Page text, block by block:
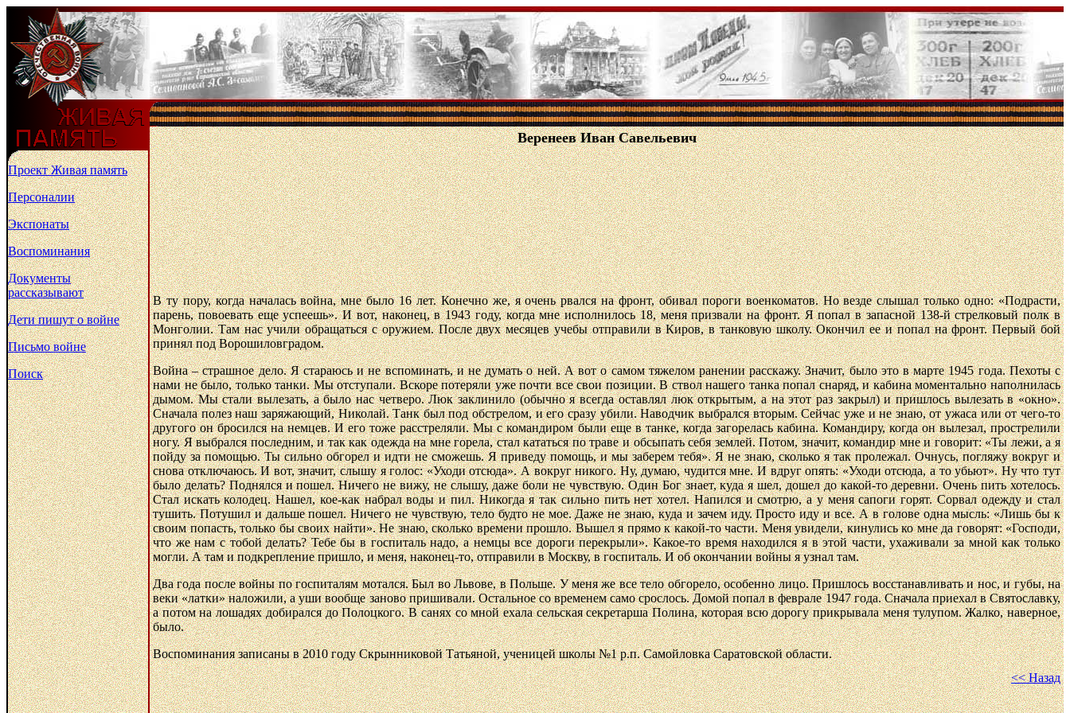
Веренеев Иван Савельевич
Проект Живая память
Персоналии
Экспонаты
Воспоминания
Документы
рассказывают
Дети пишут о войне
Письмо войне
Поиск
В ту пору, когда началась война, мне было 16 лет. Конечно же, я очень рвался на фронт, обивал пороги военкоматов. Но везде слышал только одно: «Подрасти,
парень, повоевать еще успеешь». И вот, наконец, в 1943 году, когда мне исполнилось 18, меня призвали на фронт. Я попал в запасной 138-й стрелковый полк в
Монголии. Там нас учили обращаться с оружием. После двух месяцев учебы отправили в Киров, в танковую школу. Окончил ее и попал на фронт. Первый бой
принял под Ворошиловградом.
Война – страшное дело. Я стараюсь и не вспоминать, и не думать о ней. А вот о самом тяжелом ранении расскажу. Значит, было это в марте 1945 года. Пехоты с
нами не было, только танки. Мы отступали. Вскоре потеряли уже почти все свои позиции. В ствол нашего танка попал снаряд, и кабина моментально наполнилась
дымом. Мы стали вылезать, а было нас четверо. Люк заклинило (обычно я всегда оставлял люк открытым, а на этот раз закрыл) и пришлось вылезать в «окно».
Сначала полез наш заряжающий, Николай. Танк был под обстрелом, и его сразу убили. Наводчик выбрался вторым. Сейчас уже и не знаю, от ужаса или от чего-то
другого он бросился на немцев. И его тоже расстреляли. Мы с командиром были еще в танке, когда загорелась кабина. Командиру, когда он вылезал, прострелили
ногу. Я выбрался последним, и так как одежда на мне горела, стал кататься по траве и обсыпать себя землей. Потом, значит, командир мне и говорит: «Ты лежи, а я
пойду за помощью. Ты сильно обгорел и идти не сможешь. Я приведу помощь, и мы заберем тебя». Я не знаю, сколько я так пролежал. Очнусь, погляжу вокруг и
снова отключаюсь. И вот, значит, слышу я голос: «Уходи отсюда». А вокруг никого. Ну, думаю, чудится мне. И вдруг опять: «Уходи отсюда, а то убьют». Ну что тут
было делать? Поднялся и пошел. Ничего не вижу, не слышу, даже боли не чувствую. Один Бог знает, куда я шел, дошел до какой-то деревни. Очень пить хотелось.
Стал искать колодец. Нашел, кое-как набрал воды и пил. Никогда я так сильно пить нет хотел. Напился и смотрю, а у меня сапоги горят. Сорвал одежду и стал
тушить. Потушил и дальше пошел. Ничего не чувствую, тело будто не мое. Даже не знаю, куда и зачем иду. Просто иду и все. А в голове одна мысль: «Лишь бы к
своим попасть, только бы своих найти». Не знаю, сколько времени прошло. Вышел я прямо к какой-то части. Меня увидели, кинулись ко мне да говорят: «Господи,
что же нам с тобой делать? Тебе бы в госпиталь надо, а немцы все дороги перекрыли». Какое-то время находился я в этой части, ухаживали за мной как только
могли. А там и подкрепление пришло, и меня, наконец-то, отправили в Москву, в госпиталь. И об окончании войны я узнал там.
Два года после войны по госпиталям мотался. Был во Львове, в Польше. У меня же все тело обгорело, особенно лицо. Пришлось восстанавливать и нос, и губы, на
веки «латки» наложили, а уши вообще заново пришивали. Остальное со временем само срослось. Домой попал в феврале 1947 года. Сначала приехал в Святославку,
а потом на лошадях добирался до Полоцкого. В санях со мной ехала сельская секретарша Полина, которая всю дорогу прикрывала меня тулупом. Жалко, наверное,
было.
Воспоминания записаны в 2010 году Скрынниковой Татьяной, ученицей школы №1 р.п. Самойловка Саратовской области.
<< Назад